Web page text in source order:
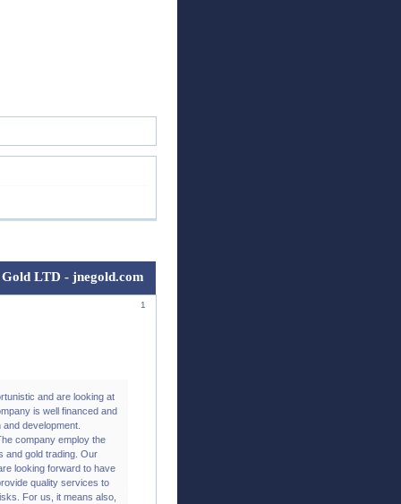
Gold LTD - jnegold.com
1
and are looking at
is well financed and
development.
company employ the
and gold trading. Our
looking forward to have
quality services to
For us, it means also,